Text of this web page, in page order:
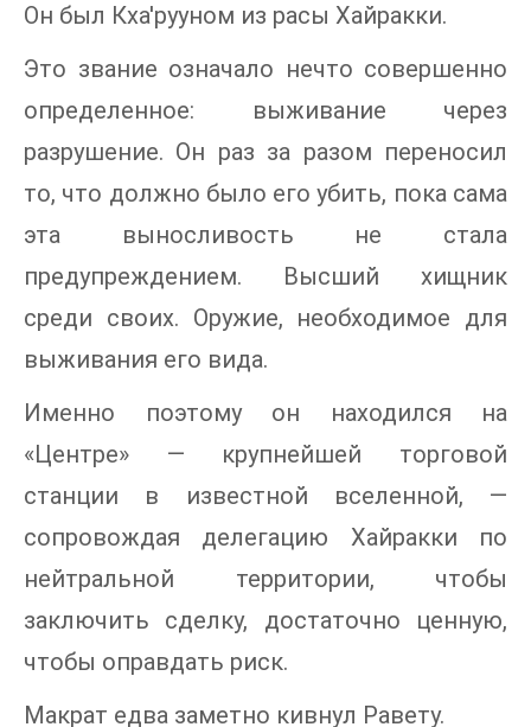
Он был Кха'рууном из расы Хайракки.
Это звание означало нечто совершенно
определенное: выживание через
разрушение. Он раз за разом переносил
то, что должно было его убить, пока сама
эта выносливость не стала
предупреждением. Высший хищник
среди своих. Оружие, необходимое для
выживания его вида.
Именно поэтому он находился на
«Центре» — крупнейшей торговой
станции в известной вселенной, —
сопровождая делегацию Хайракки по
нейтральной территории, чтобы
заключить сделку, достаточно ценную,
чтобы оправдать риск.
Макрат едва заметно кивнул Равету.